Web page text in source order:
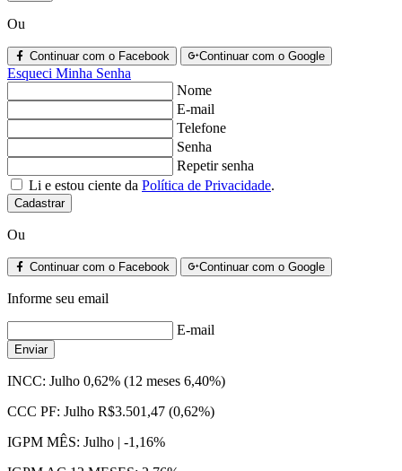
Ou
Continuar com o Facebook Continuar com o Google
Esqueci Minha Senha
Nome
E-mail
Telefone
Senha
Repetir senha
Li e estou ciente da Política de Privacidade.
Cadastrar
Ou
Continuar com o Facebook Continuar com o Google
Informe seu email
E-mail
Enviar
INCC: Julho 0,62% (12 meses 6,40%)
CCC PF: Julho R$3.501,47 (0,62%)
IGPM MÊS: Julho | -1,16%